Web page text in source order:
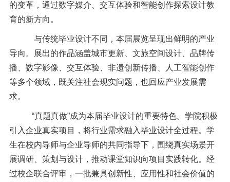
的变革，通过数字媒介、交互体验和智能创作探索设计教
育的新方向。
与传统毕业设计不同，本届展览呈现出鲜明的产业
导向。展出的作品涵盖城市更新、文旅空间设计、品牌传
播、数字影像、交互体验、非遗创新传播、人工智能创作
等多个领域，既关注社会现实问题，也回应产业发展需
求。
“真题真做”成为本届毕业设计的重要特色。学院积极
引入企业真实项目，将行业需求融入毕业设计全过程。学
生在校内导师与企业导师的共同指导下，围绕真实场景开
展调研、策划与设计，推动课堂知识向项目实践转化。经
过校企联合评审，一批兼具创新性、应用性和社会价值的